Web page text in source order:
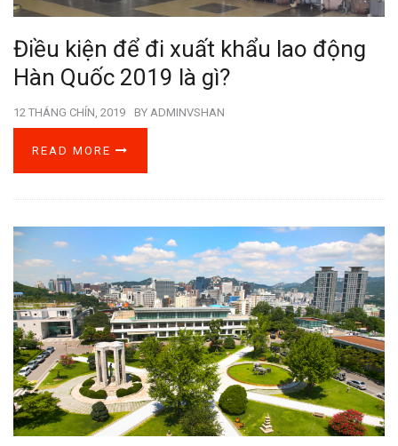
Điều kiện để đi xuất khẩu lao động
Hàn Quốc 2019 là gì?
12 THÁNG CHÍN, 2019 BY ADMINVSHAN
READ MORE